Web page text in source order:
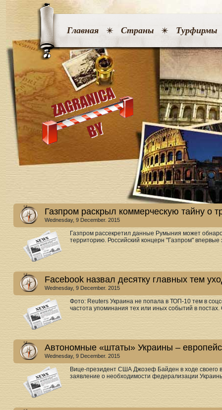
Главная Страны Турфирмы
Газпром раскрыл коммерческую тайну о
Wednesday, 9 December. 2015
Газпром рассекретил данные Румыния может
территорию. Российский концерн "Газпром" впервые
Facebook назвал десятку главных тем
Wednesday, 9 December. 2015
Фото: Reuters Украина не попала в ТОП-10 тем в
частота упоминания тех или иных событий в
Автономные «штаты» Украины –
Wednesday, 9 December. 2015
Вице-президент США Джозеф Байден в ходе своего
заявление о необходимости федерализации